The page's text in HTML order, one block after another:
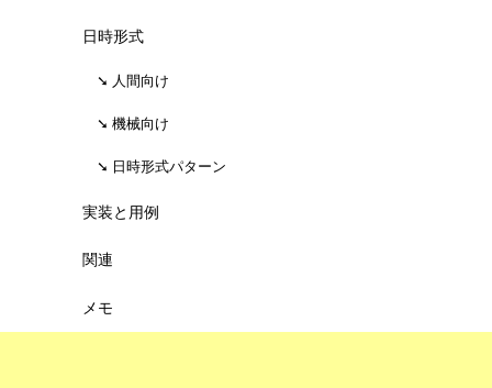
日時形式
人間向け
機械向け
日時形式パターン
実装と用例
関連
メモ